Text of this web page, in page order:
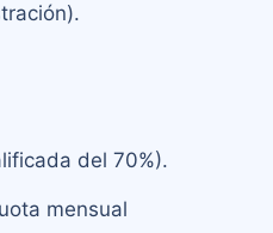
del 70%).
mensual